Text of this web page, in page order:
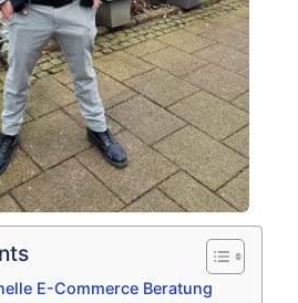
E-Commerce Beratung